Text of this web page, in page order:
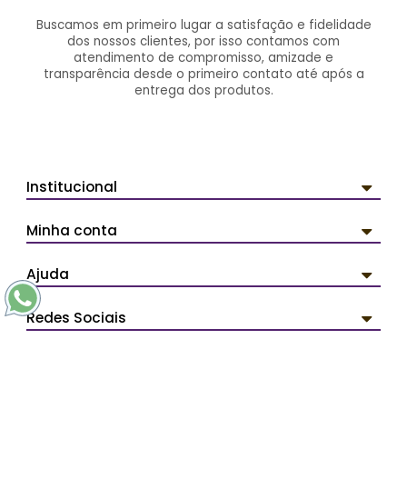
Buscamos em primeiro lugar a satisfação e fidelidade
dos nossos clientes, por isso contamos com
atendimento de compromisso, amizade e
transparência desde o primeiro contato até após a
entrega dos produtos.
Institucional
Minha conta
Ajuda
Redes Sociais